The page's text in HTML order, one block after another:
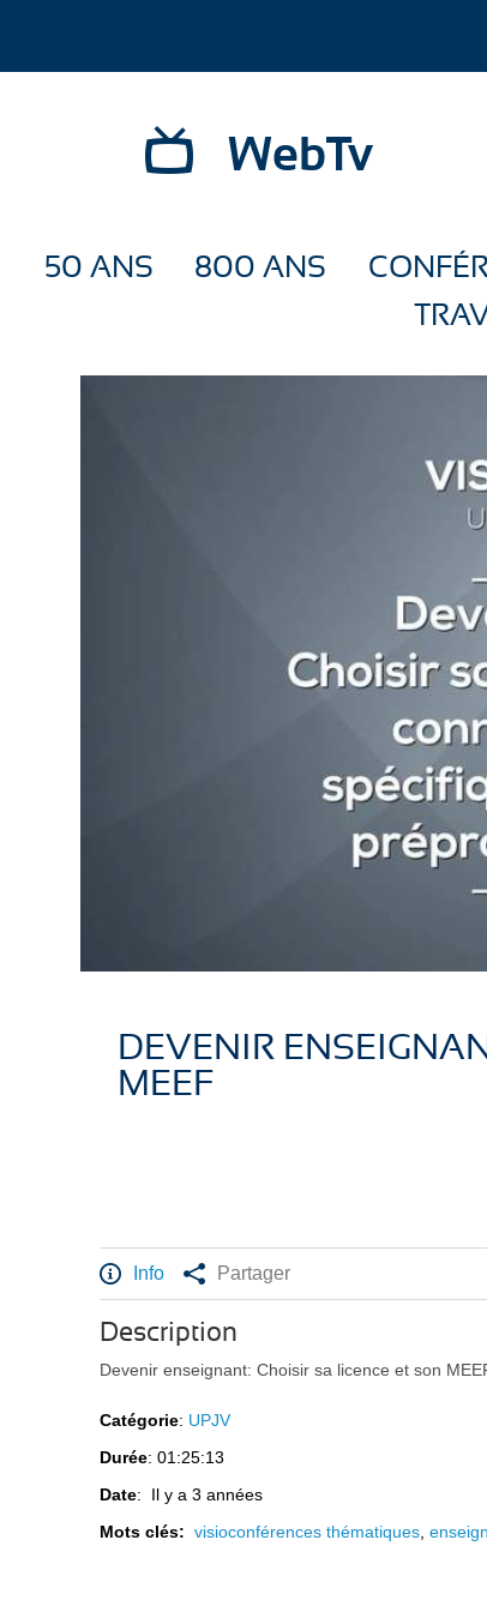
WebTv
50 ANS 800 ANS
DEVENIR
MEEF
Info Partager
Description
Devenir enseignant: Choisir sa licence et son
Catégorie: UPJV
Durée: 01:25:13
Date: Il y a 3 années
Mots clés:visioconférences thématiques ,